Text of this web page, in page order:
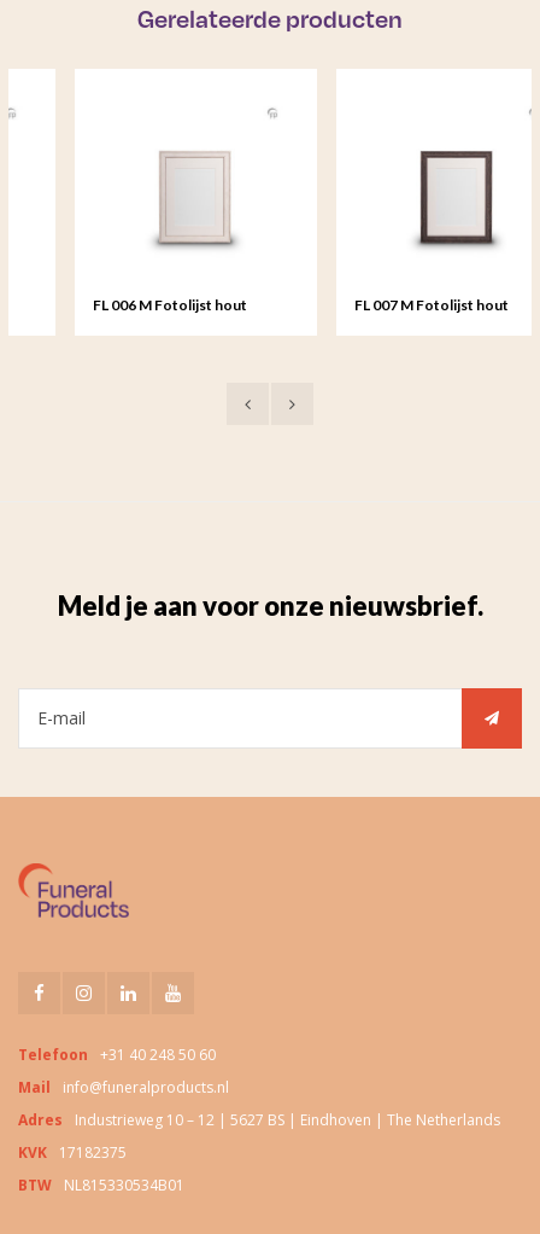
Gerelateerde producten
FL 006 M Fotolijst hout
FL 007 M Fotolijst hout
Meld je aan voor onze nieuwsbrief.
Telefoon
+31 40 248 50 60
Mail
info@funeralproducts.nl
Adres
Industrieweg 10 – 12 | 5627 BS | Eindhoven | The Netherlands
KVK
17182375
BTW
NL815330534B01